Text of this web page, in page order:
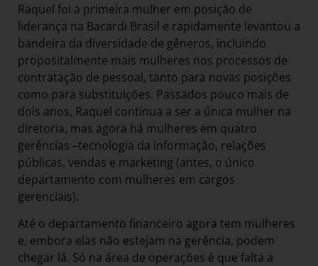
Raquel foi a primeira mulher em posição de
liderança na Bacardi Brasil e rapidamente levantou a
bandeira da diversidade de gêneros, incluindo
propositalmente mais mulheres nos processos de
contratação de pessoal, tanto para novas posições
como para substituições. Passados pouco mais de
dois anos, Raquel continua a ser a única mulher na
diretoria, mas agora há mulheres em quatro
gerências –tecnologia da informação, relações
públicas, vendas e marketing (antes, o único
departamento com mulheres em cargos
gerenciais).
Até o departamento financeiro agora tem mulheres
e, embora elas não estejam na gerência, podem
chegar lá. Só na área de operações é que falta a